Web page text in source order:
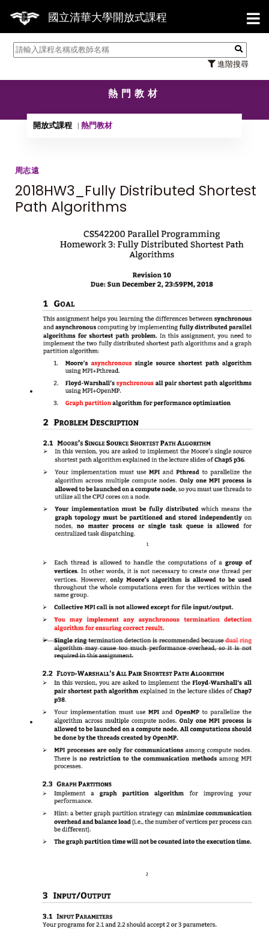
國立清華大學開放式課程
進階搜尋
【
熱門教材
開放式課程 熱門教材
周志遠
2018HW3_Fully Distributed Shortest
Path Algorithms